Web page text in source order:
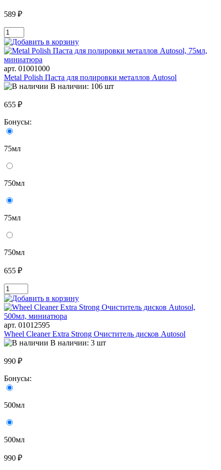
589 ₽
арт. 01001000
Metal Polish Паста для полировки металлов Autosol
В наличии: 106 шт
655 ₽
Бонусы:
75мл
750мл
75мл
750мл
655 ₽
арт. 01012595
Wheel Cleaner Extra Strong Очиститель дисков Autosol
В наличии: 3 шт
990 ₽
Бонусы:
500мл
500мл
990 ₽